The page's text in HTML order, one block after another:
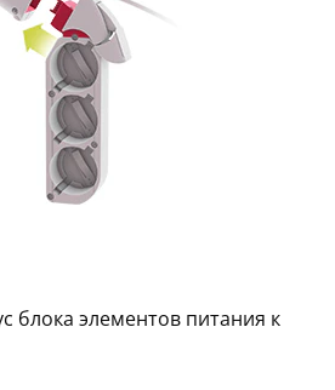
блока элементов питания к